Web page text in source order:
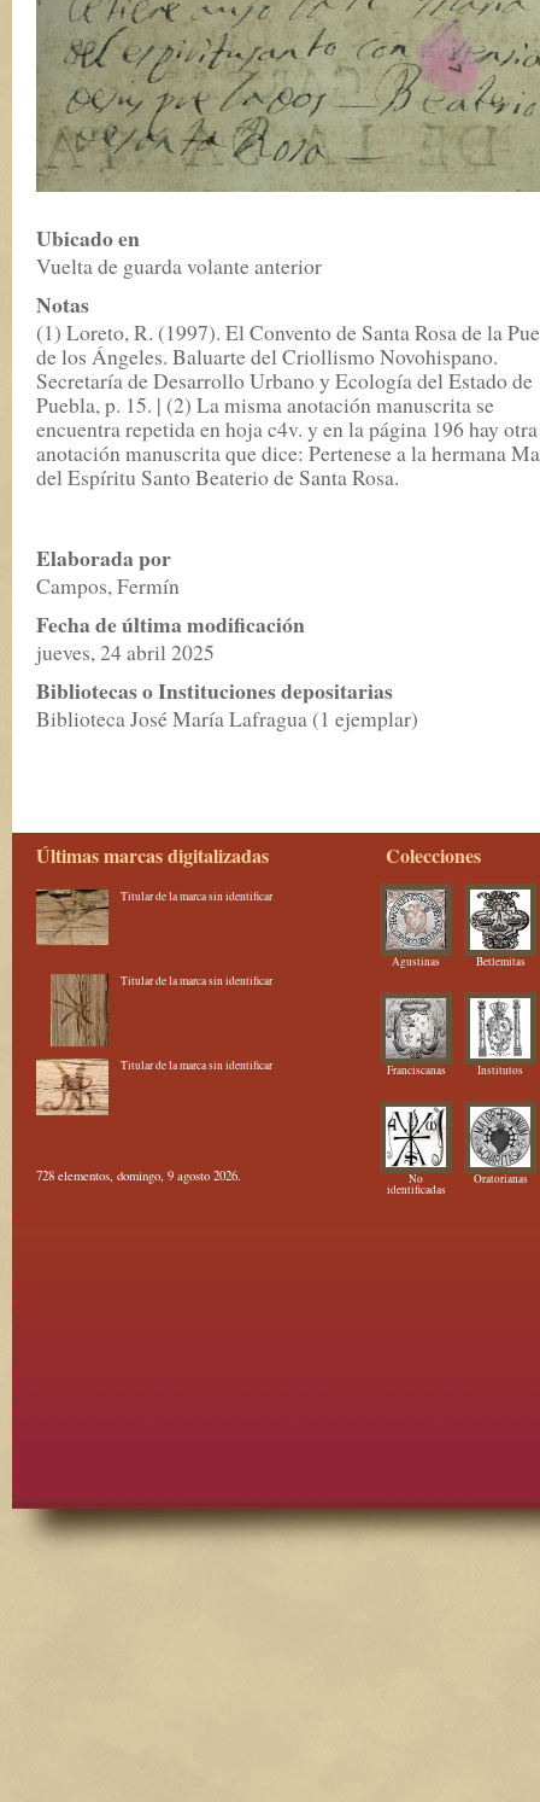
Ubicado en
Vuelta de guarda volante anterior
Notas
(1) Loreto, R. (1997). El Convento de Santa Rosa de la
de los Ángeles. Baluarte del Criollismo Novohispano.
Secretaría de Desarrollo Urbano y Ecología del Estado de
Puebla, p. 15. | (2) La misma anotación manuscrita se
encuentra repetida en hoja c4v. y en la página 196 hay otra
anotación manuscrita que dice: Pertenese a la hermana
del Espíritu Santo Beaterio de Santa Rosa.
Elaborada por
Campos, Fermín
Fecha de última modificación
jueves, 24 abril 2025
Bibliotecas o Instituciones depositarias
Biblioteca José María Lafragua (1 ejemplar)
Últimas marcas digitalizadas
Titular de la marca sin identificar
Titular de la marca sin identificar
Titular de la marca sin identificar
728 elementos, domingo, 9 agosto 2026.
Colecciones
Agustinas Betlemitas
Franciscanas Institutos
No
identificadas
Oratorianas